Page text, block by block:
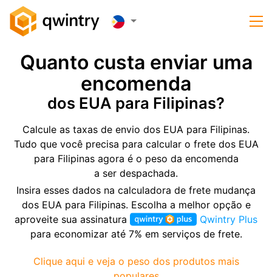
Quanto custa enviar uma
encomenda
dos EUA para Filipinas?
Calcule as taxas de envio dos EUA para Filipinas.
Tudo que você precisa para calcular o frete dos EUA
para Filipinas agora é o peso da encomenda
a ser despachada.
Insira esses dados na calculadora de frete mudança
dos EUA para Filipinas. Escolha a melhor opção e
aproveite sua assinatura
Qwintry Plus
para economizar até 7% em serviços de frete.
Clique aqui e veja o peso dos produtos mais